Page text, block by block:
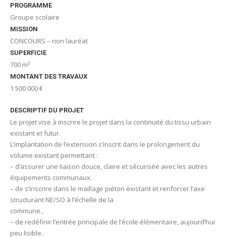
PROGRAMME
Groupe scolaire
MISSION
CONCOURS – non lauréat
SUPERFICIE
700 m²
MONTANT DES TRAVAUX
1 500 000 €
DESCRIPTIF DU PROJET
Le projet vise à inscrire le projet dans la continuité du tissu urbain
existant et futur.
L’implantation de l’extension s’inscrit dans le prolongement du
volume existant permettant :
– d’assurer une liaison douce, claire et sécurisée avec les autres
équipements communaux.
– de s’inscrire dans le maillage piéton existant et renforcer l’axe
structurant NE/SO à l’échelle de la
commune.,
– de redéfinir l’entrée principale de l’école élémentaire, aujourd’hui
peu lisible.